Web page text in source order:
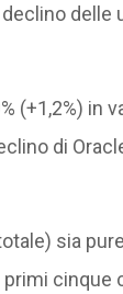
delle
(+1,2%) in
di
sia
primi cinque